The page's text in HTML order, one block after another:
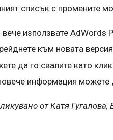
списък с промените
използвате AdWords
към новата
да го свалите като
информация можете
от Катя Гугалова,